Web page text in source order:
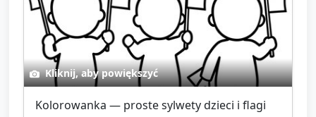
Kliknij, aby powiększyć
Kolorowanka — proste sylwety dzieci i flagi